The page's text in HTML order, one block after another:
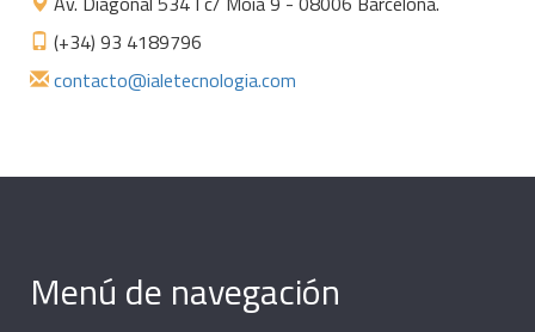
(+34) 93 4189796
contacto@ialetecnologia.com
Menú de navegación